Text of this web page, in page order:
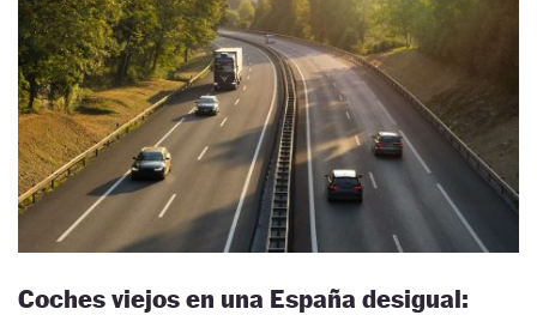
Coches viejos en una España desigual: